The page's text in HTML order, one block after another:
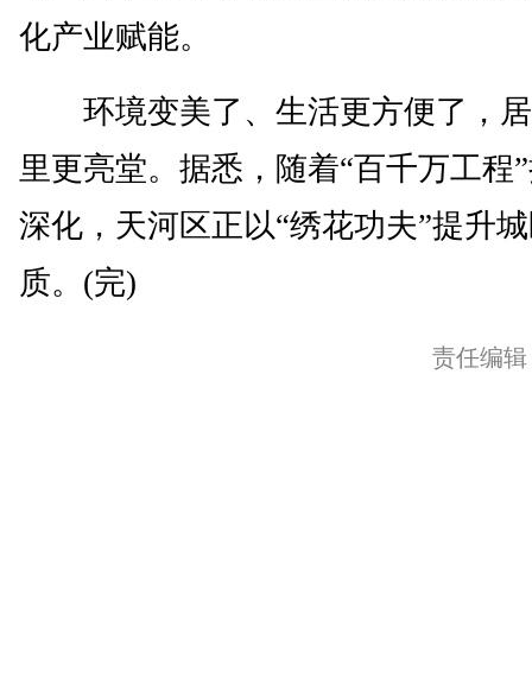
化产业赋能。
环境变美了、生活更方便了，
里更亮堂。据悉，随着“百千万工程
深化，天河区正以“绣花功夫”提升
质。(完)
责任编